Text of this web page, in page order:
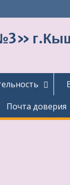
Почта доверия